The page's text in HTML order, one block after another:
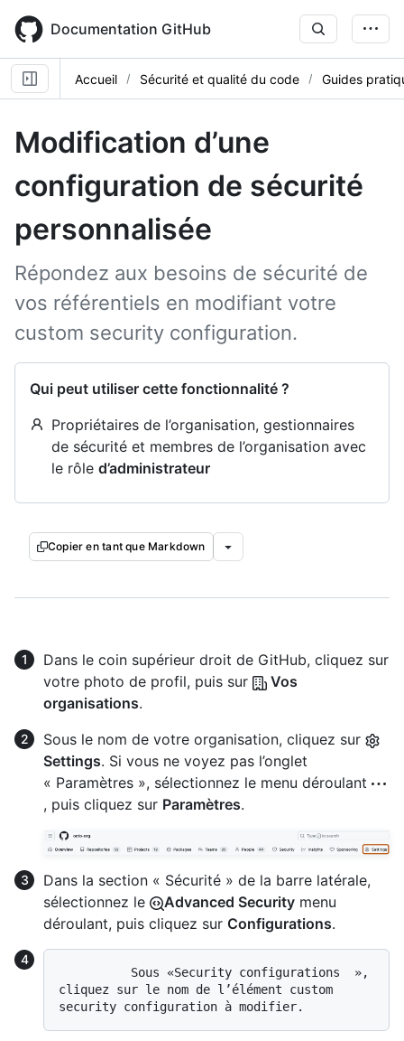
main
content
Documentation GitHub
Accueil Sécurité et qualité du code Guides
Modification d’une
configuration de sécurité
personnalisée
Répondez aux besoins de sécurité de
vos référentiels en modifiant votre
custom security configuration.
Qui peut utiliser cette fonctionnalité ?
Propriétaires de l’organisation, gestionnaires
de sécurité et membres de l’organisation avec
le rôle d’administrateur
Copier en tant que Markdown
Dans le coin supérieur droit de GitHub, cliquez sur
votre photo de profil, puis sur
Vos
organisations.
Sous le nom de votre organisation, cliquez sur
Settings. Si vous ne voyez pas l’onglet
« Paramètres », sélectionnez le menu déroulant
, puis cliquez sur Paramètres.
Dans la section « Sécurité » de la barre latérale,
sélectionnez le
Advanced Security menu
déroulant, puis cliquez sur Configurations.
cliquez sur le nom de l’élément custom